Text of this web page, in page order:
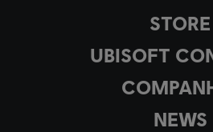
STORE
UBISOFT
NEWS